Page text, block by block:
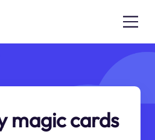
magic cards